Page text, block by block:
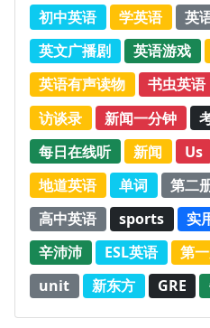
初中英语
学英语 英
英文广播剧
英语游戏
英语有声读物
书虫英语
访谈录
新闻一分钟
每日在线听
新闻 Us
地道英语
单词 第二
高中英语
sports 实
辛沛沛
ESL英语 第
unit
新东方 GRE